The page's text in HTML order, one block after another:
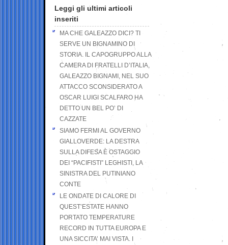
Leggi gli ultimi articoli
inseriti
MA CHE GALEAZZO DICI? TI
SERVE UN BIGNAMINO DI
STORIA. IL CAPOGRUPPO ALLA
CAMERA DI FRATELLI D’ITALIA,
GALEAZZO BIGNAMI, NEL SUO
ATTACCO SCONSIDERATO A
OSCAR LUIGI SCALFARO HA
DETTO UN BEL PO’ DI
CAZZATE
SIAMO FERMI AL GOVERNO
GIALLOVERDE: LA DESTRA
SULLA DIFESA È OSTAGGIO
DEI “PACIFISTI” LEGHISTI, LA
SINISTRA DEL PUTINIANO
CONTE
LE ONDATE DI CALORE DI
QUEST’ESTATE HANNO
PORTATO TEMPERATURE
RECORD IN TUTTA EUROPA E
UNA SICCITA’ MAI VISTA. I